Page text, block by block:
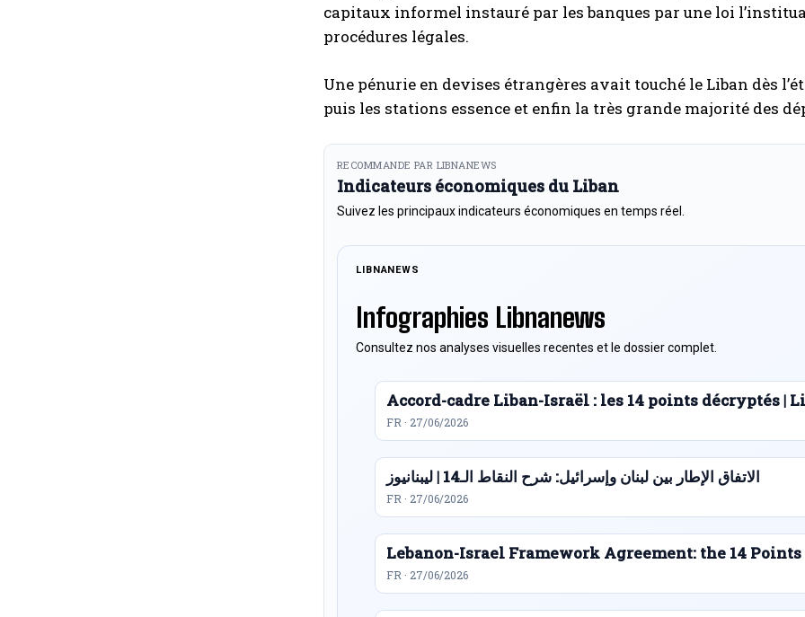
capitaux informel instauré par les banques par une loi
procédures légales.
Une pénurie en devises étrangères avait touché le Liban dès
puis les stations essence et enfin la très grande majorité des
RECOMMANDE PAR LIBNANEWS
Indicateurs économiques du Liban
Suivez les principaux indicateurs économiques en temps réel.
LIBNANEWS
Infographies Libnanews
Consultez nos analyses visuelles recentes et le dossier complet.
Accord-cadre Liban-Israël : les 14 points décryptés |
FR · 27/06/2026
الاتفاق الإطار بين لبنان وإسرائيل: شرح النقاط الـ14 | ليبنانيوز
FR · 27/06/2026
Lebanon-Israel Framework Agreement: the 14 Points
FR · 27/06/2026